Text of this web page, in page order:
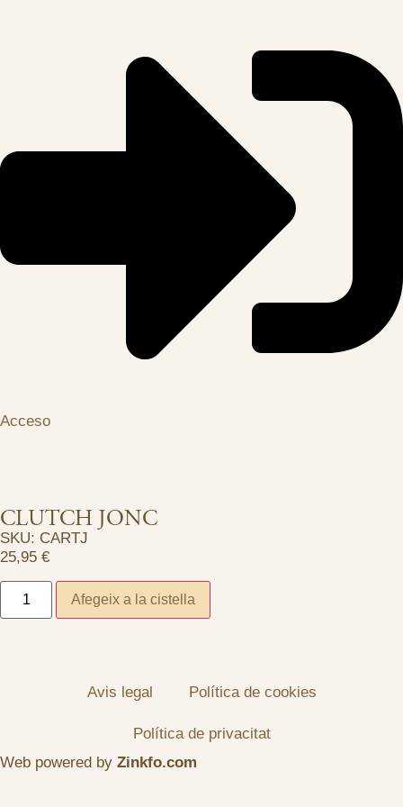
Acceso
CLUTCH JONC
SKU: CARTJ
25,95 €
Afegeix a la cistella
Avis legal Política de cookies
Política de privacitat
Web powered by Zinkfo.com